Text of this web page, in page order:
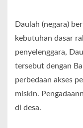
Daulah (negara)
kebutuhan dasar
penyelenggara,
tersebut dengan
perbedaan akses
miskin.
di desa.